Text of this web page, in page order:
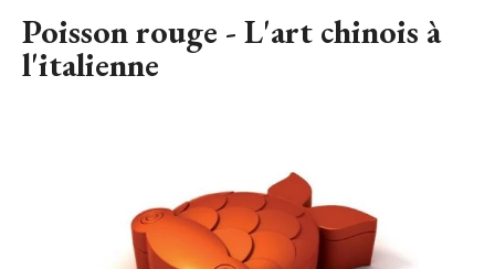
Poisson rouge - L'art chinois à
l'italienne